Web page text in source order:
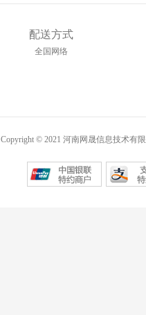
配送方式
全国网络
Copyright © 2021 河南网晟信息技术有